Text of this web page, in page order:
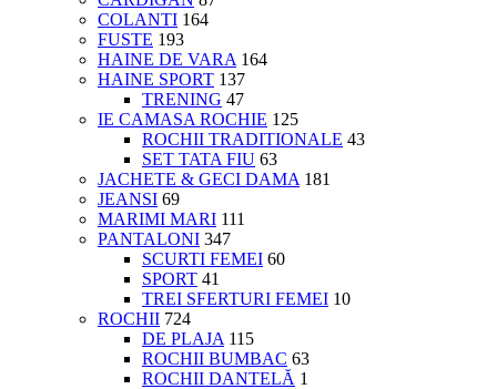
COLANTI 164
FUSTE 193
HAINE DE VARA 164
HAINE SPORT 137
TRENING 47
IE CAMASA ROCHIE 125
ROCHII TRADITIONALE 43
SET TATA FIU 63
JACHETE & GECI DAMA 181
JEANSI 69
MARIMI MARI 111
PANTALONI 347
SCURTI FEMEI 60
SPORT 41
TREI SFERTURI FEMEI 10
ROCHII 724
DE PLAJA 115
ROCHII BUMBAC 63
ROCHII DANTELĂ 1